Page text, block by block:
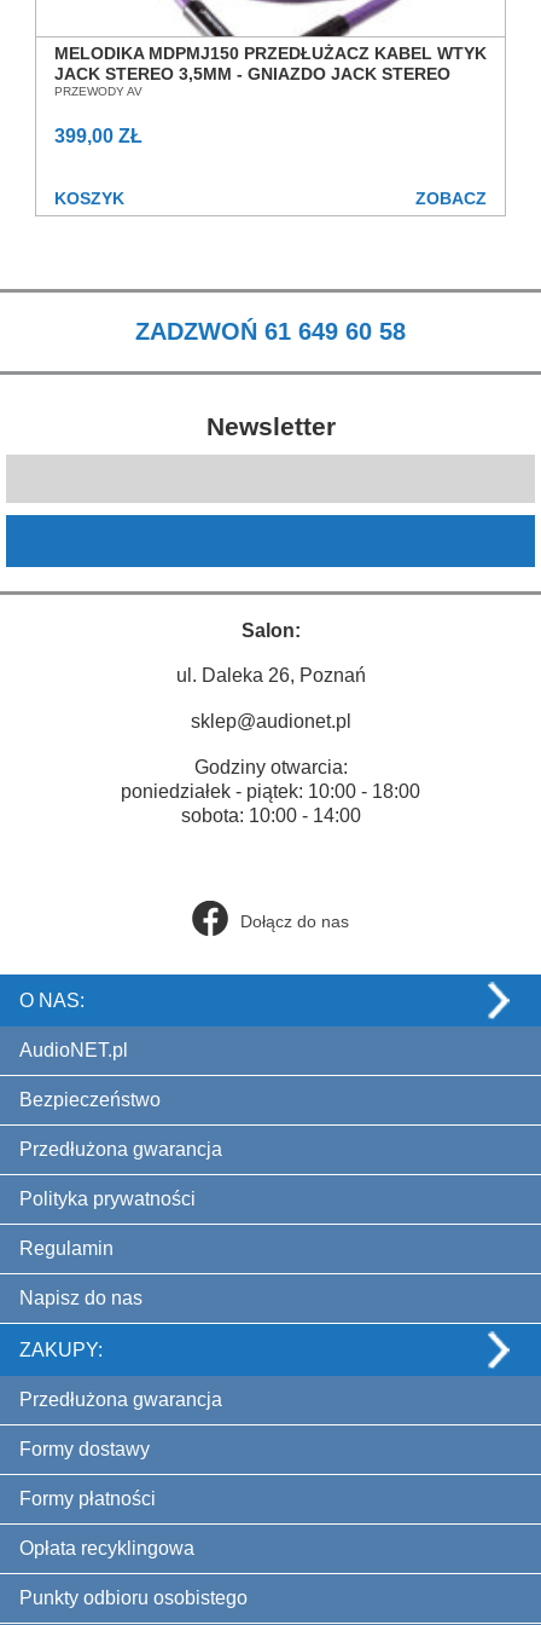
MELODIKA MDPMJ150 PRZEDŁUŻACZ KABEL WTYK
JACK STEREO 3,5MM - GNIAZDO JACK STEREO
3,5MM 15,0M SALON POZNAŃ WROCŁAW
PRZEWODY AV
399,00 ZŁ
KOSZYK ZOBACZ
ZADZWOŃ 61 649 60 58
Newsletter
Salon:
ul. Daleka 26, Poznań
sklep@audionet.pl
Godziny otwarcia:
poniedziałek - piątek: 10:00 - 18:00
sobota: 10:00 - 14:00
Dołącz do nas
O NAS:
AudioNET.pl
Bezpieczeństwo
Przedłużona gwarancja
Polityka prywatności
Regulamin
Napisz do nas
ZAKUPY:
Przedłużona gwarancja
Formy dostawy
Formy płatności
Opłata recyklingowa
Punkty odbioru osobistego